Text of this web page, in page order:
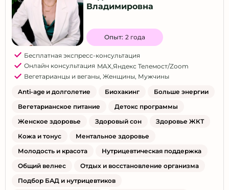
Владимировна
Опыт: 2 года
Бесплатная экспресс-консультация
Онлайн консультация MAX,Яндекс Телемост/Zoom
Вегетарианцы и веганы, Женщины, Мужчины
Anti-age и долголетие Биохакинг
Больше энергии
Вегетарианское питание
Детокс программы
Женское здоровье
Здоровый сон
Здоровье ЖКТ
Кожа и тонус
Ментальное здоровье
Молодость и красота
Нутрицевтическая поддержка
Общий велнес
Отдых и восстановление организма
Подбор БАД и нутрицевтиков